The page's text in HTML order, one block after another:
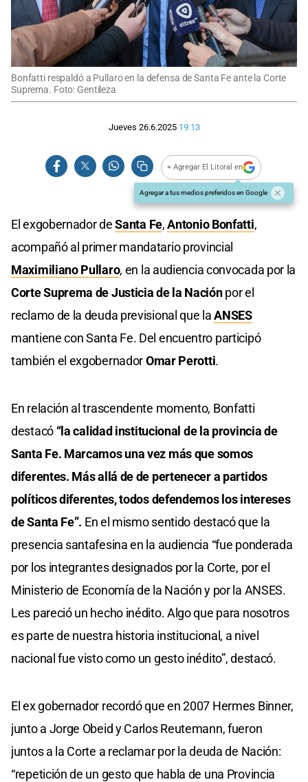
Bonfatti respaldó a Pullaro en la defensa de Santa Fe ante la Corte
Suprema. Foto: Gentileza
Jueves 26.6.2025 19:13
+ Agregar El Litoral en
Agregar a tus medios preferidos en Google
El exgobernador deSanta Fe,Antonio Bonfatti,
acompañó al primer mandatario provincial
Maximiliano Pullaro, en la audiencia convocada por la
Corte Suprema de Justicia de la Naciónpor el
reclamo de la deuda previsional que laANSES
mantiene con Santa Fe. Del encuentro participó
también el exgobernadorOmar Perotti.
En relación al trascendente momento, Bonfatti
destacó “la calidad institucional de la provincia de
Santa Fe. Marcamos una vez más que somos
diferentes. Más allá de de pertenecer a partidos
políticos diferentes, todos defendemos los intereses
de Santa Fe”. En el mismo sentido destacó que la
presencia santafesina en la audiencia “fue ponderada
por los integrantes designados por la Corte, por el
Ministerio de Economía de la Nación y por la ANSES.
Les pareció un hecho inédito. Algo que para nosotros
es parte de nuestra historia institucional, a nivel
nacional fue visto como un gesto inédito”, destacó.
El ex gobernador recordó que en 2007 Hermes Binner,
junto a Jorge Obeid y Carlos Reutemann, fueron
juntos a la Corte a reclamar por la deuda de Nación:
“repetición de un gesto que habla de una Provincia